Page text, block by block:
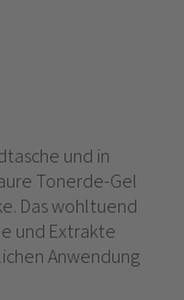
und in
Tonerde-Gel
Das wohltuend
und Extrakte
Anwendung